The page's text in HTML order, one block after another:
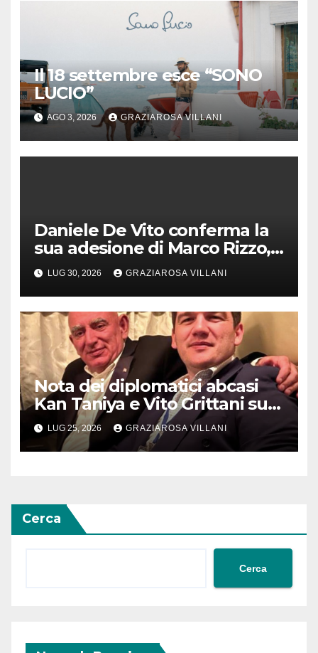
Il 18 settembre esce “SONO
LUCIO”
AGO 3, 2026 GRAZIAROSA VILLANI
Daniele De Vito conferma la
sua adesione di Marco Rizzo,
nel rispetto delle decisioni
del 1° Congress
LUG 30, 2026 GRAZIAROSA VILLANI
Nota dei diplomatici abcasi
Kan Taniya e Vito Grittani su
cosiddetto “ritiro
riconoscimento” di Abcasia e
Ossezia del Sud da parte della
LUG 25, 2026 GRAZIAROSA VILLANI
Cerca
Cerca